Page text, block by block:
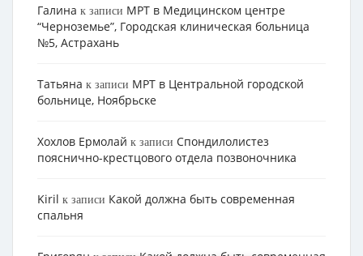
Галина к записи МРТ в Медицинском центре
“Черноземье”, Городская клиническая больница
№5, Астрахань
Татьяна к записи МРТ в Центральной городской
больнице, Ноябрьске
Хохлов Ермолай к записи Cпондилолистез
пояснично-крестцового отдела позвоночника
Kiril к записи Какой должна быть современная
спальня